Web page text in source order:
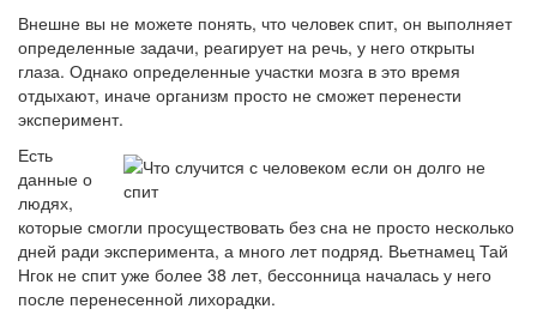
Внешне вы не можете понять, что человек спит, он выполняет
определенные задачи, реагирует на речь, у него открыты
глаза. Однако определенные участки мозга в это время
отдыхают, иначе организм просто не сможет перенести
эксперимент.
Есть
данные о
людях,
которые смогли просуществовать без сна не просто несколько
дней ради эксперимента, а много лет подряд. Вьетнамец Тай
Нгок не спит уже более 38 лет, бессонница началась у него
после перенесенной лихорадки.